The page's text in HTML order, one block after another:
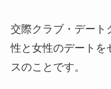
交際クラブ・デート
性と女性のデートを
スのことです。